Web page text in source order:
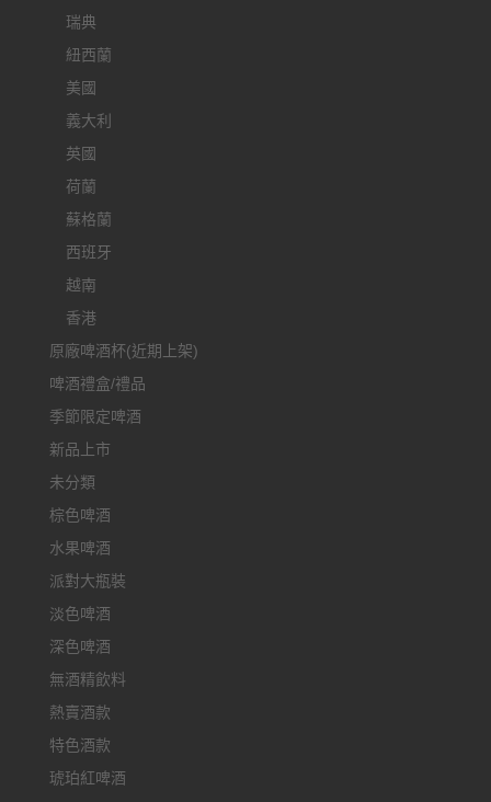
瑞典
紐西蘭
美國
義大利
英國
荷蘭
蘇格蘭
西班牙
越南
香港
原廠啤酒杯(近期上架)
啤酒禮盒/禮品
季節限定啤酒
新品上市
未分類
棕色啤酒
水果啤酒
派對大瓶裝
淡色啤酒
深色啤酒
無酒精飲料
熱賣酒款
特色酒款
琥珀紅啤酒